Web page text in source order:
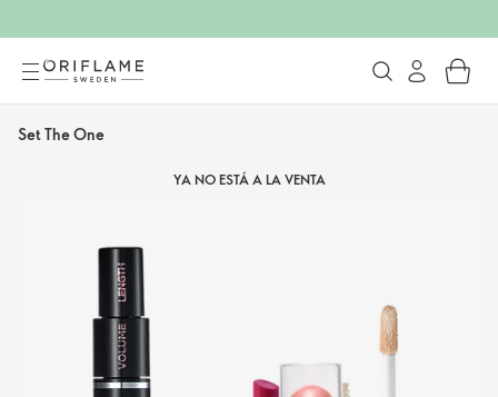
Set The One
YA NO ESTÁ A LA VENTA